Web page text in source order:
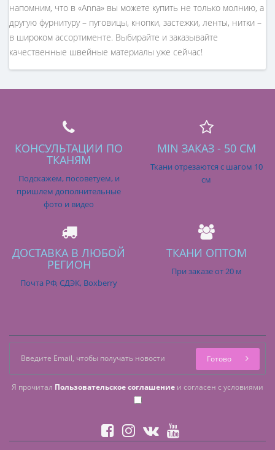
напомним, что в «Anna» вы можете купить не только молнию, а
другую фурнитуру – пуговицы, кнопки, застежки, ленты, нитки –
в широком ассортименте. Выбирайте и заказывайте
качественные швейные материалы уже сейчас!
КОНСУЛЬТАЦИИ ПО
ТКАНЯМ
Подскажем, посоветуем, и
пришлем дополнительные
фото и видео
MIN ЗАКАЗ - 50 СМ
Ткани отрезаются с шагом 10
см
ДОСТАВКА В ЛЮБОЙ
РЕГИОН
Почта РФ, СДЭК, Boxberry
ТКАНИ ОПТОМ
При заказе от 20 м
Я прочитал Пользовательское соглашение и согласен с условиями
Готово